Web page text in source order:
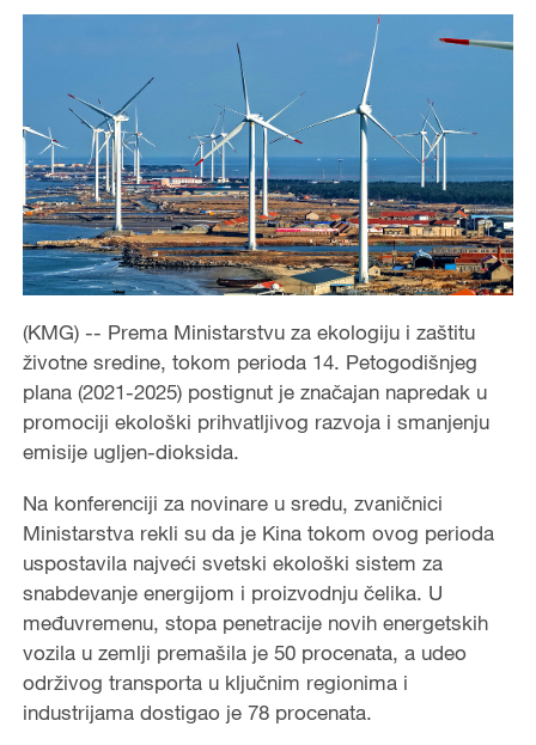
(KMG) -- Prema Ministarstvu za ekologiju i zaštitu
životne sredine, tokom perioda 14. Petogodišnjeg
plana (2021-2025) postignut je značajan napredak u
promociji ekološki prihvatljivog razvoja i smanjenju
emisije ugljen-dioksida.
Na konferenciji za novinare u sredu, zvaničnici
Ministarstva rekli su da je Kina tokom ovog perioda
uspostavila najveći svetski ekološki sistem za
snabdevanje energijom i proizvodnju čelika. U
međuvremenu, stopa penetracije novih energetskih
vozila u zemlji premašila je 50 procenata, a udeo
održivog transporta u ključnim regionima i
industrijama dostigao je 78 procenata.